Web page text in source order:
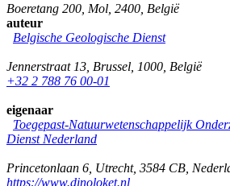
Boeretang 200 Mol 2400 België
auteur
Belgische Geologische Dienst
Jennerstraat 13 Brussel 1000 België
+32 2 788 76 00-01
eigenaar
Toegepast-Natuurwetenschappelijk
Dienst Nederland
Princetonlaan 6 Utrecht, 3584 CB
https://www.dinoloket.nl